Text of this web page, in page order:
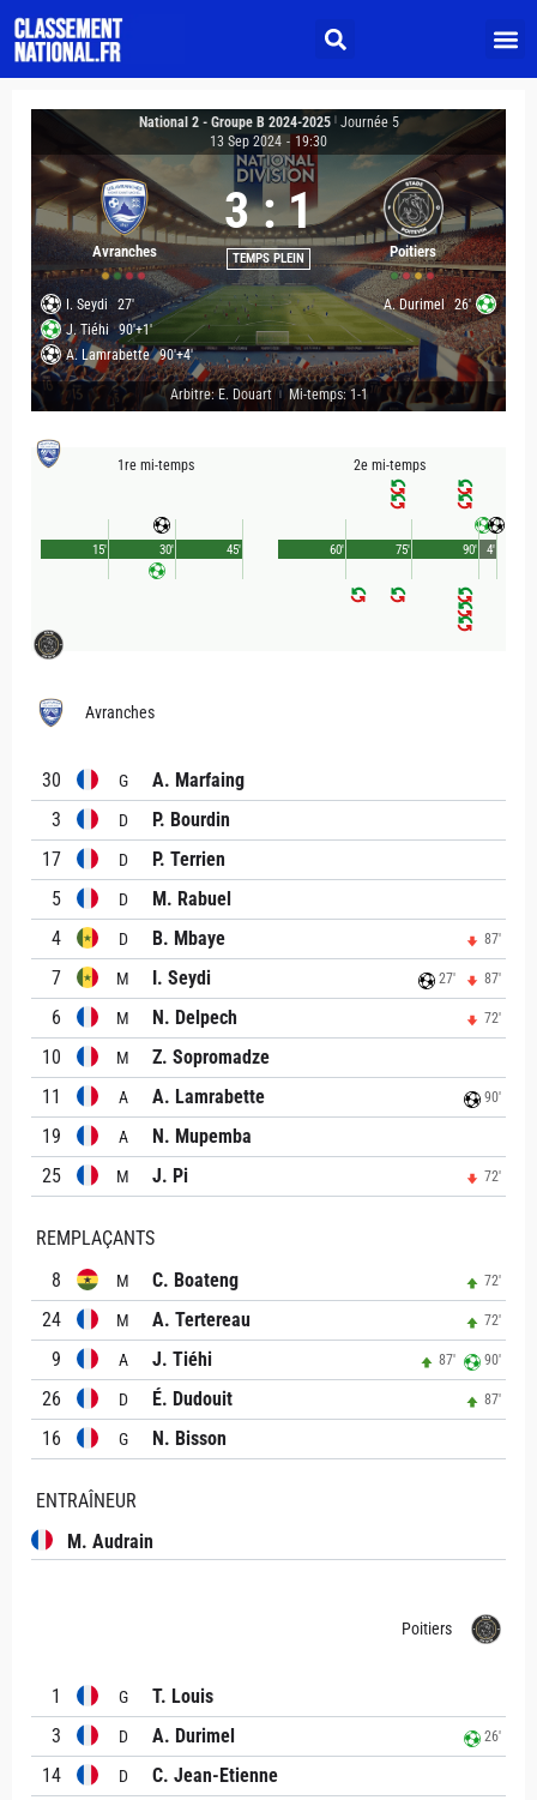
National 2 - Groupe B 2024-2025
Journée 5
13 Sep 2024 - 19:30
Avranches
3 : 1
TEMPS PLEIN Poitiers
I. Seydi
27'
J. Tiéhi
90'+1'
A. Lamrabette 90'+4'
A. Durimel 26'
Arbitre: E. Douart Mi-temps: 1-1
1re mi-temps
45'
15' 30'
2e mi-temps
90'
60' 75' 4'
Avranches
30 G
A. Marfaing
3
D
P. Bourdin
17
D
P. Terrien
5
D
M. Rabuel
4
D B. Mbaye 87'
7 M I. Seydi 27' 87'
6 M N. Delpech 72'
10 M
Z. Sopromadze
11
A A. Lamrabette 90'
19 A
N. Mupemba
25
M J. Pi 72'
REMPLAÇANTS
8
M C. Boateng 72'
24 M A. Tertereau 72'
9 A J. Tiéhi 87' 90'
26 D É. Dudouit 87'
16 G N. Bisson
ENTRAÎNEUR
M. Audrain
Poitiers
1 G
T. Louis
3
D A. Durimel 26'
14 D
C. Jean-Etienne